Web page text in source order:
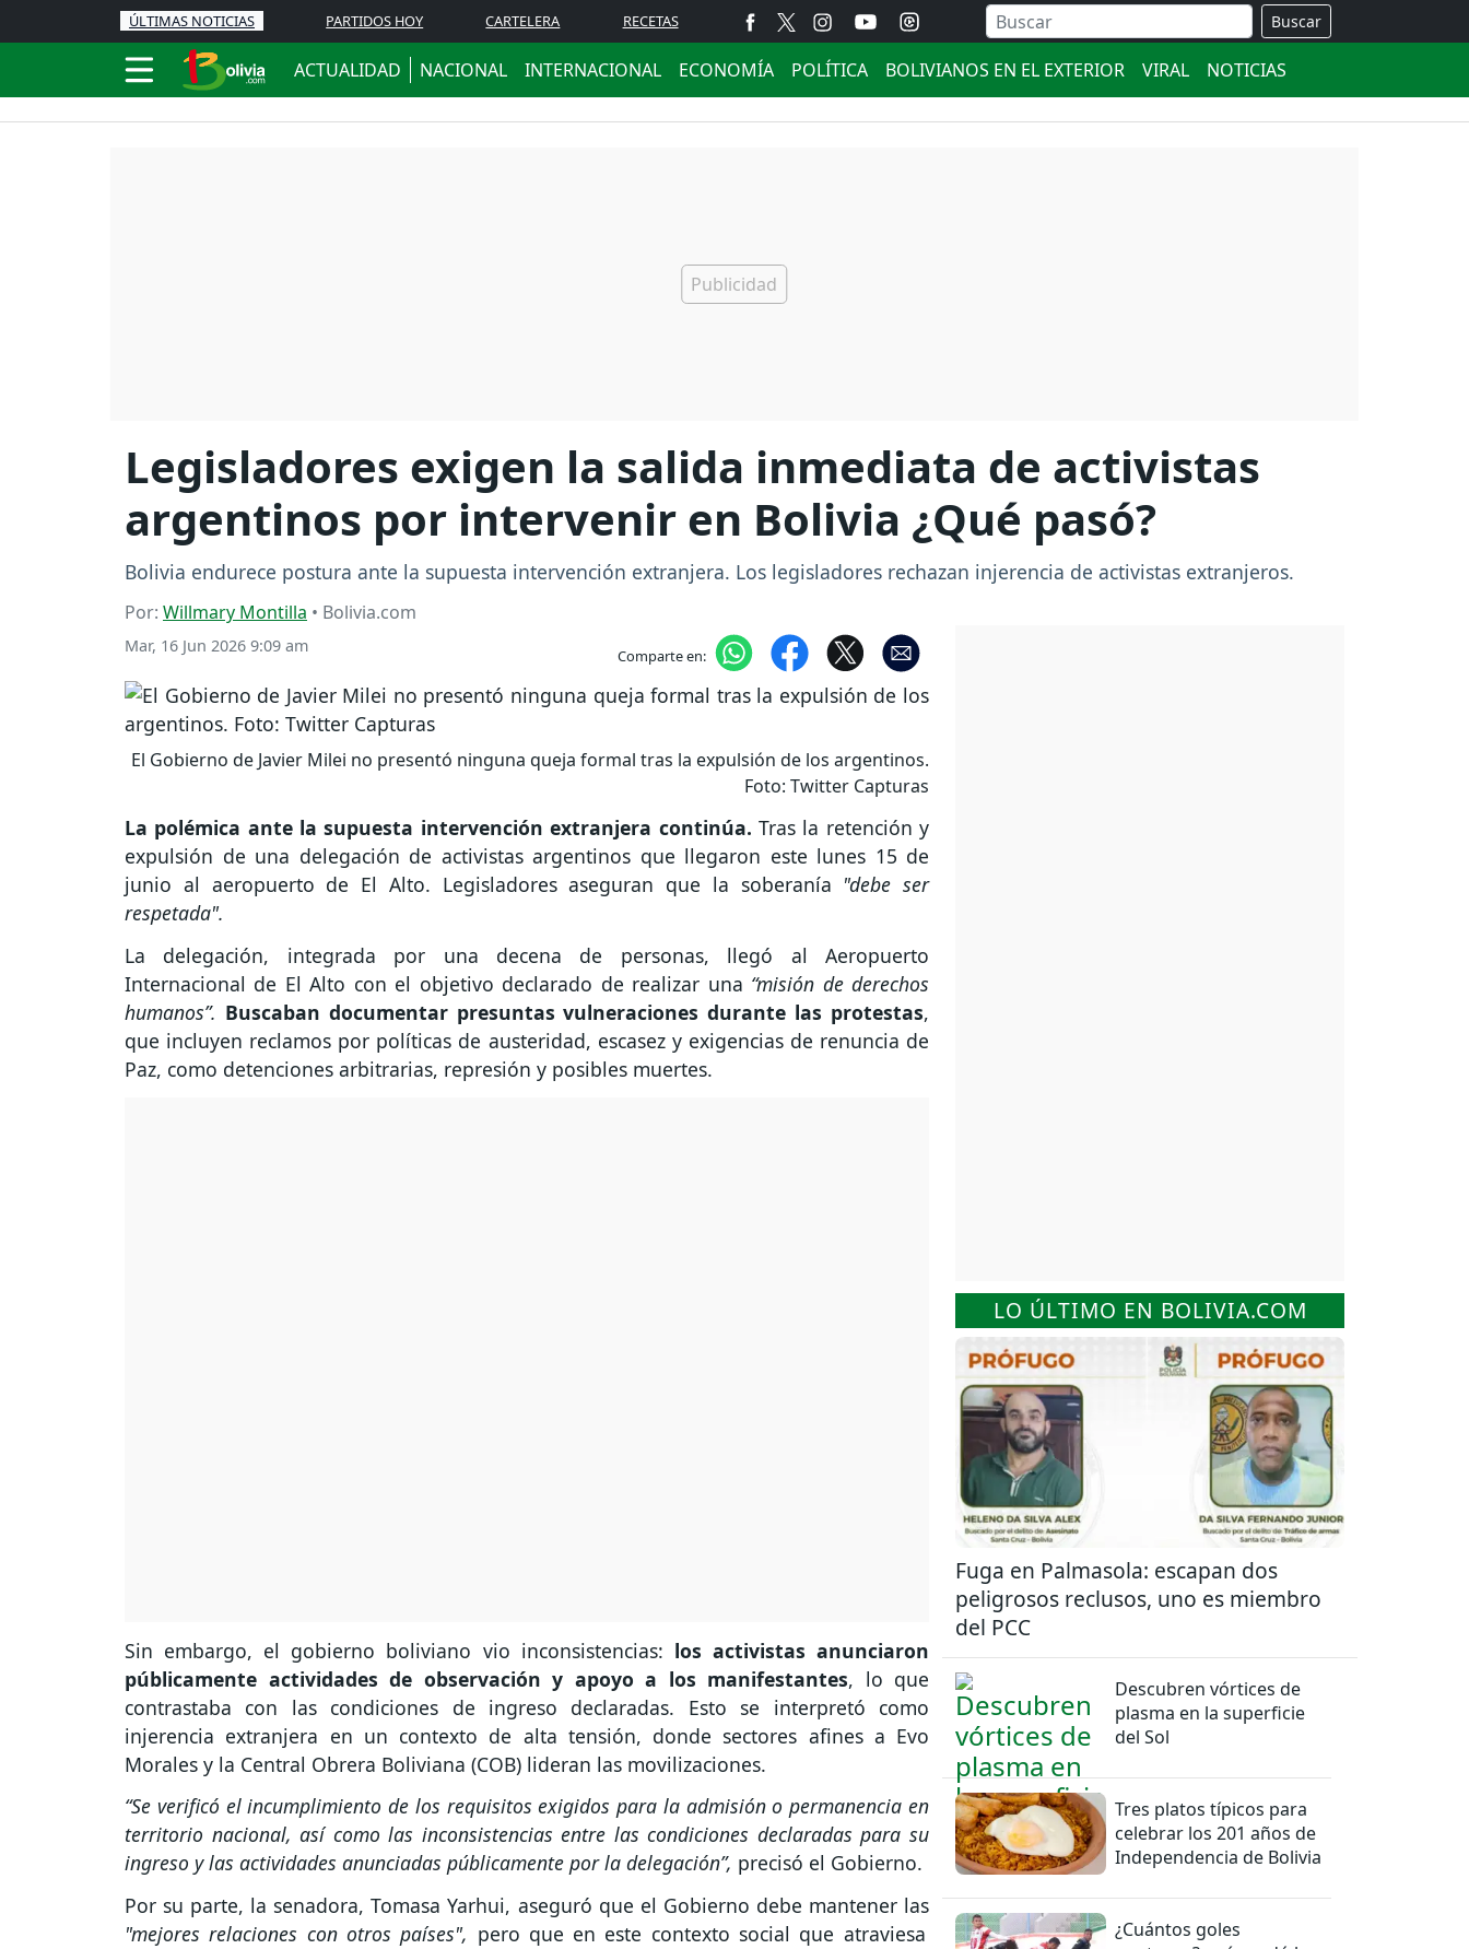
ÚLTIMAS NOTICIAS PARTIDOS HOY CARTELERA RECETAS Buscar
ACTUALIDAD NACIONAL INTERNACIONAL ECONOMÍA POLÍTICA BOLIVIANOS EN EL EXTERIOR VIRAL NOTICIAS
Legisladores exigen la salida inmediata de activistas
argentinos por intervenir en Bolivia ¿Qué pasó?
Bolivia endurece postura ante la supuesta intervención extranjera. Los legisladores rechazan injerencia de activistas extranjeros.
Por: Willmary Montilla • Bolivia.com
Mar, 16 Jun 2026 9:09 am Comparte en:
El Gobierno de Javier Milei no presentó ninguna queja formal tras la expulsión de los argentinos.
Foto: Twitter Capturas
La polémica ante la supuesta intervención extranjera continúa. Tras la retención y
expulsión de una delegación de activistas argentinos que llegaron este lunes 15 de
junio al aeropuerto de El Alto. Legisladores aseguran que la soberanía "debe ser
respetada".
La delegación, integrada por una decena de personas, llegó al Aeropuerto
Internacional de El Alto con el objetivo declarado de realizar una “misión de derechos
humanos”. Buscaban documentar presuntas vulneraciones durante las protestas,
que incluyen reclamos por políticas de austeridad, escasez y exigencias de renuncia de
Paz, como detenciones arbitrarias, represión y posibles muertes.
Sin embargo, el gobierno boliviano vio inconsistencias: los activistas anunciaron
públicamente actividades de observación y apoyo a los manifestantes, lo que
contrastaba con las condiciones de ingreso declaradas. Esto se interpretó como
injerencia extranjera en un contexto de alta tensión, donde sectores afines a Evo
Morales y la Central Obrera Boliviana (COB) lideran las movilizaciones.
“Se verificó el incumplimiento de los requisitos exigidos para la admisión o permanencia en
territorio nacional, así como las inconsistencias entre las condiciones declaradas para su
ingreso y las actividades anunciadas públicamente por la delegación”, precisó el Gobierno.
Por su parte, la senadora, Tomasa Yarhui, aseguró que el Gobierno debe mantener las
"mejores relaciones con otros países", pero que en este contexto social que atraviesa
LO ÚLTIMO EN BOLIVIA.COM
Fuga en Palmasola: escapan dos
peligrosos reclusos, uno es miembro
del PCC
Descubren vórtices de
plasma en la superficie
del Sol
Tres platos típicos para
celebrar los 201 años de
Independencia de Bolivia
¿Cuántos goles